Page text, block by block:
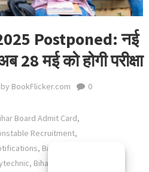
Postponed: नई
28 मई को होगी परीक्षा
by BookFlicker.com
0
Board Admit Card,
Recruitment,
, Bihar Inter Results
, Bihar TET